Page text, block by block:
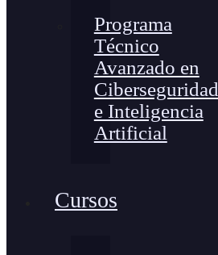
Programa
Técnico
Avanzado en
Ciberseguridad
e Inteligencia
Artificial
Cursos